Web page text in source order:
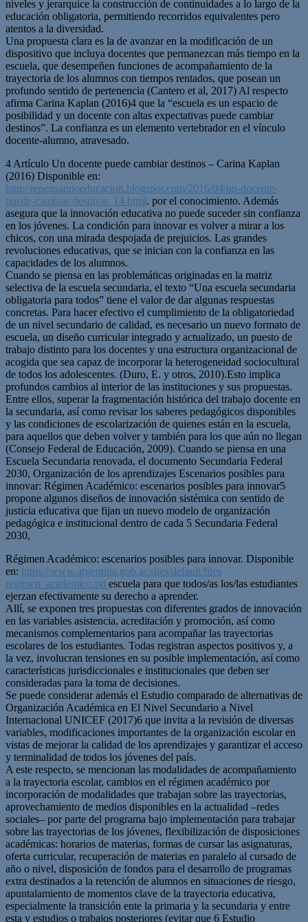
niveles y jerarquice la construcción de continuidades a lo largo de la
educación obligatoria, permitiendo recorridos equivalentes pero
atentos a la diversidad.
Una propuesta clara es la de avanzar en la modificación de un
dispositivo que incluya docentes que permanezcan más tiempo en la
escuela, que desempeñen funciones de acompañamiento de la
trayectoria de los alumnos con tiempos rentados, que posean un
profundo sentido de pertenencia (Cantero et al, 2017) Al respecto
afirma Carina Kaplan (2016)4 que la “escuela es un espacio de
posibilidad y un docente con altas expectativas puede cambiar
destinos”. La confianza es un elemento vertebrador en el vínculo
docente-alumno, atravesado.
4 Artículo Un docente puede cambiar destinos – Carina Kaplan
(2016) Disponible en:
http://repensandoeducacion.blogspot.com/2016/04/un-docente-
puede-cambiar-destinos_14.html. por el conocimiento. Además
asegura que la innovación educativa no puede suceder sin confianza
en los jóvenes. La condición para innovar es volver a mirar a los
chicos, con una mirada despojada de prejuicios. Las grandes
revoluciones educativas, que se inician con la confianza en las
capacidades de los alumnos.
Cuando se piensa en las problemáticas originadas en la matriz
selectiva de la escuela secundaria, el texto “Una escuela secundaria
obligatoria para todos” tiene el valor de dar algunas respuestas
concretas. Para hacer efectivo el cumplimiento de la obligatoriedad
de un nivel secundario de calidad, es necesario un nuevo formato de
escuela, un diseño curricular integrado y actualizado, un puesto de
trabajo distinto para los docentes y una estructura organizacional de
acogida que sea capaz de incorporar la heterogeneidad sociocultural
de todos los adolescentes. (Duro, E. y otros, 2010).Esto implica
profundos cambios al interior de las instituciones y sus propuestas.
Entre ellos, superar la fragmentación histórica del trabajo docente en
la secundaria, así como revisar los saberes pedagógicos disponibles
y las condiciones de escolarización de quienes están en la escuela,
para aquellos que deben volver y también para los que aún no llegan
(Consejo Federal de Educación, 2009). Cuando se piensa en una
Escuela Secundaria renovada, el documento Secundaria Federal
2030, Organización de los aprendizajes Escenarios posibles para
innovar: Régimen Académico: escenarios posibles para innovar5
propone algunos diseños de innovación sistémica con sentido de
justicia educativa que fijan un nuevo modelo de organización
pedagógica e institucional dentro de cada 5 Secundaria Federal
2030,
Régimen Académico: escenarios posibles para innovar. Disponible
en: https://www.argentina.gob.ar/sites/default/files
regimen_academico.pd escuela para que todos/as los/las estudiantes
ejerzan efectivamente su derecho a aprender.
Allí, se exponen tres propuestas con diferentes grados de innovación
en las variables asistencia, acreditación y promoción, así como
mecanismos complementarios para acompañar las trayectorias
escolares de los estudiantes. Todas registran aspectos positivos y, a
la vez, involucran tensiones en su posible implementación, así como
características jurisdiccionales e institucionales que deben ser
consideradas para la toma de decisiones.
Se puede considerar además el Estudio comparado de alternativas de
Organización Académica en El Nivel Secundario a Nivel
Internacional UNICEF (2017)6 que invita a la revisión de diversas
variables, modificaciones importantes de la organización escolar en
vistas de mejorar la calidad de los aprendizajes y garantizar el acceso
y terminalidad de todos los jóvenes del país.
A este respecto, se mencionan las modalidades de acompañamiento
a la trayectoria escolar, cambios en el régimen académico por
incorporación de modalidades que trabajan sobre las trayectorias,
aprovechamiento de medios disponibles en la actualidad –redes
sociales– por parte del programa bajo implementación para trabajar
sobre las trayectorias de los jóvenes, flexibilización de disposiciones
académicas: horarios de materias, formas de cursar las asignaturas,
oferta curricular, recuperación de materias en paralelo al cursado de
año o nivel, disposición de fondos para el desarrollo de programas
extra destinados a la retención de alumnos en situaciones de riesgo,
apuntalamiento de momentos clave de la trayectoria educativa,
especialmente la transición ente la primaria y la secundaria y entre
esta y estudios o trabajos posteriores (evitar que 6 Estudio